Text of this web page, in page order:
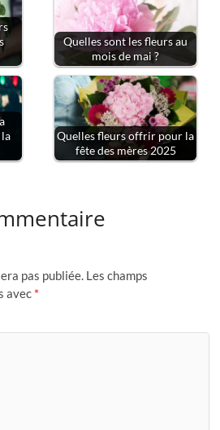
Quelles sont les fleurs au
mois de mai ?
Quelles fleurs offrir pour la
fête des mères 2025
pas publiée. Les champs
avec *